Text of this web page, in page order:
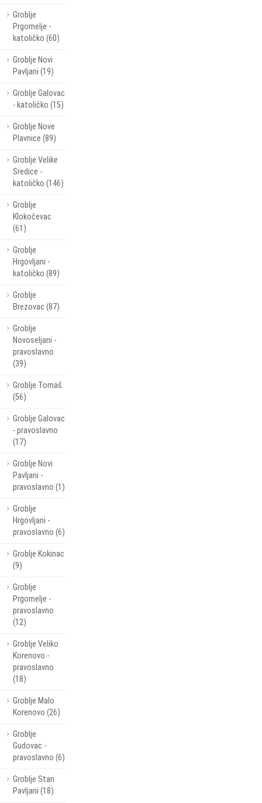
Groblje
Prgomelje -
katoličko (60)
Groblje Novi
Pavljani (19)
Groblje Galovac
- katoličko (15)
Groblje Nove
Plavnice (89)
Groblje Velike
Sredice -
katoličko (146)
Groblje
Klokočevac
(61)
Groblje
Hrgovljani -
katoličko (89)
Groblje
Brezovac (87)
Groblje
Novoseljani -
pravoslavno
(39)
Groblje Tomaš
(56)
Groblje Galovac
- pravoslavno
(17)
Groblje Novi
Pavljani -
pravoslavno (1)
Groblje
Hrgovljani -
pravoslavno (6)
Groblje Kokinac
(9)
Groblje
Prgomelje -
pravoslavno
(12)
Groblje Veliko
Korenovo -
pravoslavno
(18)
Groblje Malo
Korenovo (26)
Groblje
Gudovac -
pravoslavno (6)
Groblje Stari
Pavljani (18)